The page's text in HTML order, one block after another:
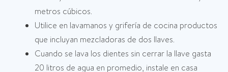
metros cúbicos.
Utilice en lavamanos y grifería de cocina productos
que incluyan mezcladoras de dos llaves.
Cuando se lava los dientes sin cerrar la llave gasta
20 litros de agua en promedio, instale en casa